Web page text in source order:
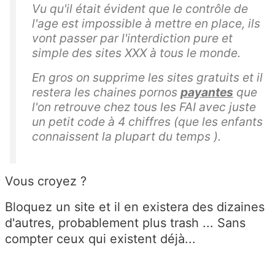
Vu qu'il était évident que le contrôle de
l'age est impossible à mettre en place, ils
vont passer par l'interdiction pure et
simple des sites XXX à tous le monde.
En gros on supprime les sites gratuits et il
restera les chaines pornos payantes que
l'on retrouve chez tous les FAI avec juste
un petit code à 4 chiffres (que les enfants
connaissent la plupart du temps ).
Vous croyez ?
Bloquez un site et il en existera des dizaines
d'autres, probablement plus trash ... Sans
compter ceux qui existent déjà...